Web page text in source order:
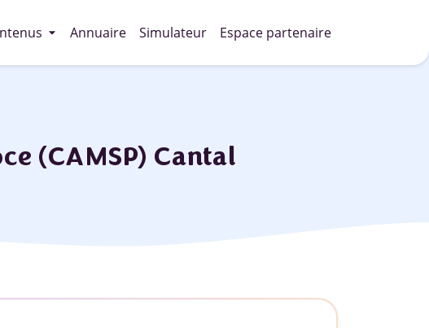
arrow_drop_down Annuaire Simulateur Espace partenaire
(CAMSP) Cantal